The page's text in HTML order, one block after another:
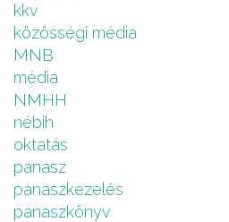
kkv
közösségi média
MNB
média
NMHH
nébih
oktatás
panasz
panaszkezelés
panaszkönyv